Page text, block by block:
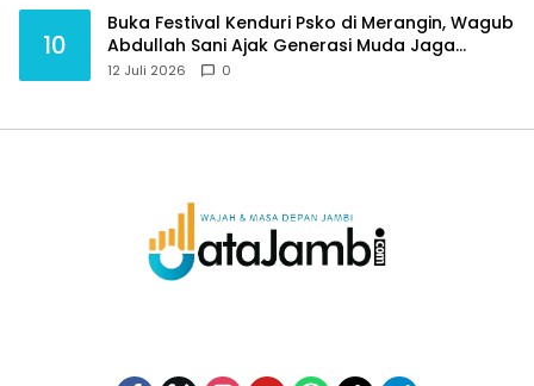
10
Buka Festival Kenduri Psko di Merangin, Wagub
Abdullah Sani Ajak Generasi Muda Jaga
Budaya dan Jauhi Narkoba
12 Juli 2026 0